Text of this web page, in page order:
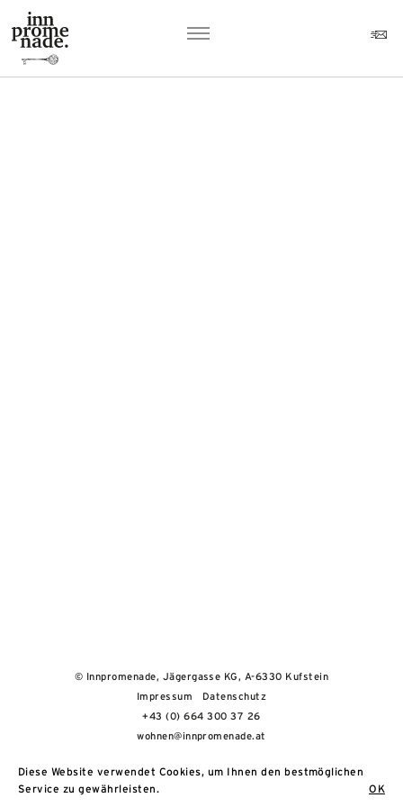
Diese Website verwendet Cookies, um Ihnen den bestmöglichen
Service zu gewährleisten.
OK
© Innpromenade, Jägergasse KG, A-6330 Kufstein
Impressum
Datenschutz
+43 (0) 664 300 37 26
wohnen@innpromenade.at